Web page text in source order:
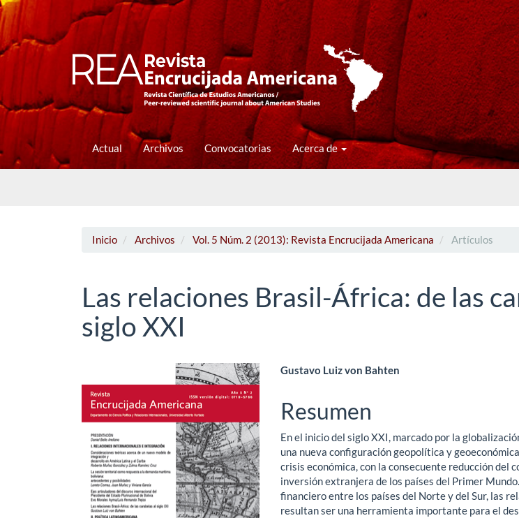
Navegación
Contenido
principal
Barra
Actual Archivos Convocatorias Acerca de
Inicio Archivos Vol. 5 Núm. 2 (2013): Revista Encrucijada Americana Artículos
Las relaciones Brasil-África: de las
siglo XXI
lateral
del
artículo
Contenido
principal
del
artículo
Gustavo Luiz von Bahten
Resumen
En el inicio del siglo XXI, marcado por la
una nueva configuración geopolítica y
crisis económica, con la consecuente reducción del
inversión extranjera de los países del Primer
financiero entre los países del Norte y del Sur, las
resultan ser una herramienta importante para el